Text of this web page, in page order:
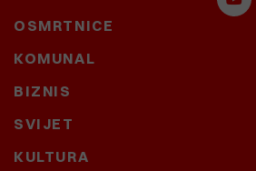
OSMRTNICE
KOMUNAL
BIZNIS
SVIJET
KULTURA